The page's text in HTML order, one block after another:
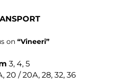
on “Vineeri”
3, 4, 5
20 / 20A, 28, 32, 36